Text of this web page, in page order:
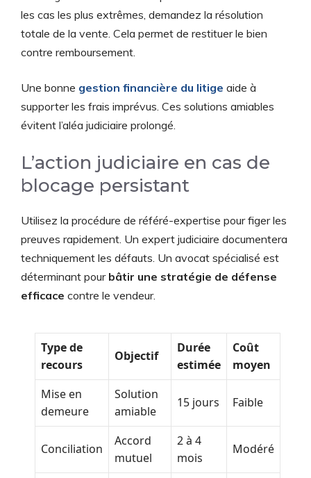
les cas les plus extrêmes, demandez la résolution
totale de la vente. Cela permet de restituer le bien
contre remboursement.
Une bonne gestion financière du litige aide à
supporter les frais imprévus. Ces solutions amiables
évitent l’aléa judiciaire prolongé.
L’action judiciaire en cas de
blocage persistant
Utilisez la procédure de référé-expertise pour figer les
preuves rapidement. Un expert judiciaire documentera
techniquement les défauts. Un avocat spécialisé est
déterminant pour bâtir une stratégie de défense
efficace contre le vendeur.
Type de
recours
Objectif
Durée
estimée
Coût
moyen
Mise en
demeure
Solution
amiable
15 jours Faible
Conciliation
Accord
mutuel
2 à 4
mois
Modéré